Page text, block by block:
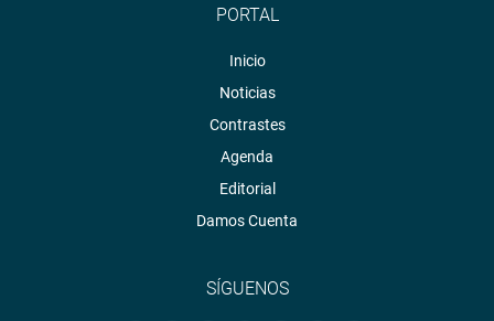
PORTAL
Inicio
Noticias
Contrastes
Agenda
Editorial
Damos Cuenta
SÍGUENOS